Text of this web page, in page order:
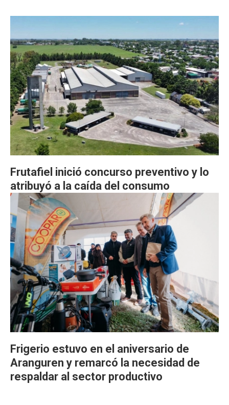
Frutafiel inició concurso preventivo y lo
atribuyó a la caída del consumo
Frigerio estuvo en el aniversario de
Aranguren y remarcó la necesidad de
respaldar al sector productivo